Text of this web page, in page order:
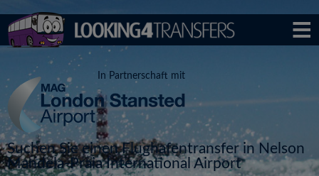
In Partnerschaft mit
Suchen Sie einen Flughafentransfer in Nelson
Mandela-Praia International Airport